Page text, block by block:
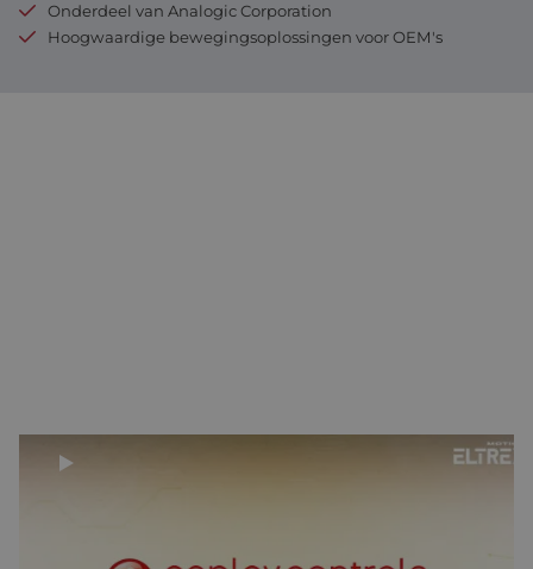
Onderdeel van Analogic Corporation​
Hoogwaardige bewegingsoplossingen voor OEM's
WAAROM WIJ COPLEY CONTROLS AANBEVELEN
omstandigheden (harsh environments) beschikt Copley over